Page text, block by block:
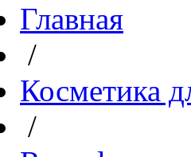
Главная
/
Косметика
/